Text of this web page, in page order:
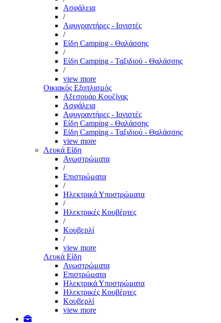
Ασφάλεια
/
Αφυγραντήρες - Ιονιστές
/
Είδη Camping - Θαλάσσης
/
Είδη Camping - Ταξιδιού - Θαλάσσης
/
view more
Οικιακός Εξοπλισμός
Αξεσουάρ Κουζίνας
Ασφάλεια
Αφυγραντήρες - Ιονιστές
Είδη Camping - Θαλάσσης
Είδη Camping - Ταξιδιού - Θαλάσσης
view more
Λευκά Είδη
Ανωστρώματα
/
Επιστρώματα
/
Ηλεκτρικά Υποστρώματα
/
Ηλεκτρικές Κουβέρτες
/
Κουβερλί
/
view more
Λευκά Είδη
Ανωστρώματα
Επιστρώματα
Ηλεκτρικά Υποστρώματα
Ηλεκτρικές Κουβέρτες
Κουβερλί
view more